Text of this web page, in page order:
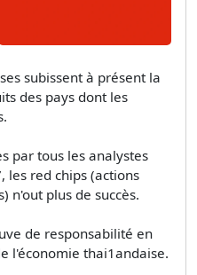
subissent à présent la
des pays dont les
par tous les analystes
les red chips (actions
n'out plus de succès.
de responsabilité en
l'économie thai1andaise.